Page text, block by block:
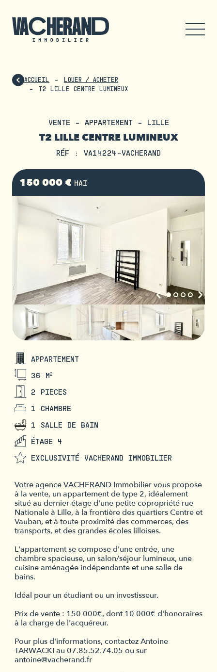
ACCUEIL
LOUER / ACHETER
T2 LILLE CENTRE LUMINEUX
VENTE - APPARTEMENT - LILLE
T2 LILLE CENTRE LUMINEUX
RÉF : VA14224-VACHERAND
150 000 € HAI
APPARTEMENT
36 M²
2 PIECES
1 CHAMBRE
1 SALLE DE BAIN
ÉTAGE 4
EXCLUSIVITÉ VACHERAND IMMOBILIER
Votre agence VACHERAND Immobilier vous propose
à la vente, un appartement de type 2, idéalement
situé au dernier étage d'une petite copropriété rue
Nationale à Lille, à la frontière des quartiers Centre et
Vauban, et à toute proximité des commerces, des
transports, et des grandes écoles lilloises.
L'appartement se compose d'une entrée, une
chambre spacieuse, un salon/séjour lumineux, une
cuisine aménagée indépendante et une salle de
bains.
Idéal pour un étudiant ou un investisseur.
Prix de vente : 150 000€, dont 10 000€ d'honoraires
à la charge de l'acquéreur.
Pour plus d'informations, contactez Antoine
TARWACKI au 07.85.52.74.05 ou sur
antoine@vacherand.fr